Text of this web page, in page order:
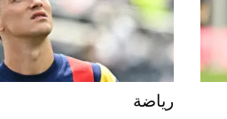
رياضة